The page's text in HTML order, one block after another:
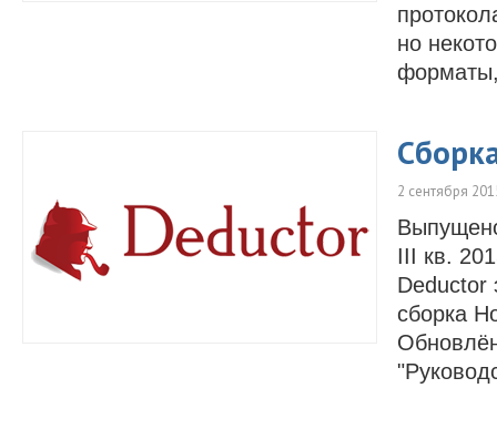
но
2 сентября
III кв.
Deductor
сборка